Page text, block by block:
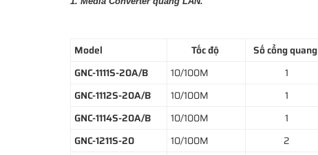
Model Tốc độ Số cổng quang
GNC-1111S-20A/B
10/100M 1
GNC-1112S-20A/B
10/100M 1
GNC-1114S-20A/B
10/100M 1
GNC-1211S-20
10/100M 2